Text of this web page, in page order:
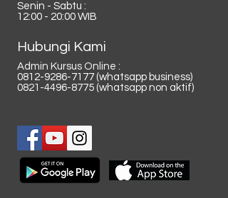
Senin - Sabtu :
12:00 - 20:00 WIB
Hubungi Kami
Admin Kursus Online :
0812-9286-7177 (whatsapp business)
0821-4496-8775 (whatsapp non aktif)